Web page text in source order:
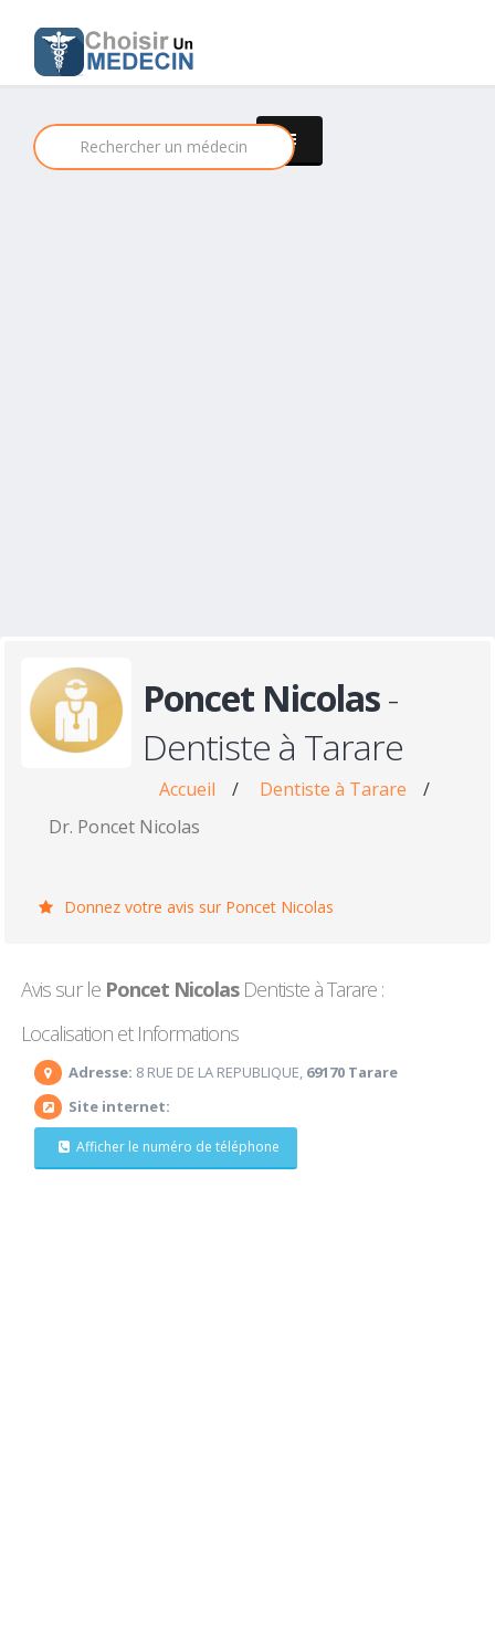
Poncet Nicolas-
Dentiste à Tarare
Accueil / Dentiste à Tarare
/
Dr. Poncet Nicolas
Donnez votre avis sur Poncet Nicolas
Avis sur le Poncet NicolasDentiste à Tarare :
Localisation et Informations
Adresse: 8 RUE DE LA REPUBLIQUE, 69170 Tarare
Site internet:
Afficher le numéro de téléphone